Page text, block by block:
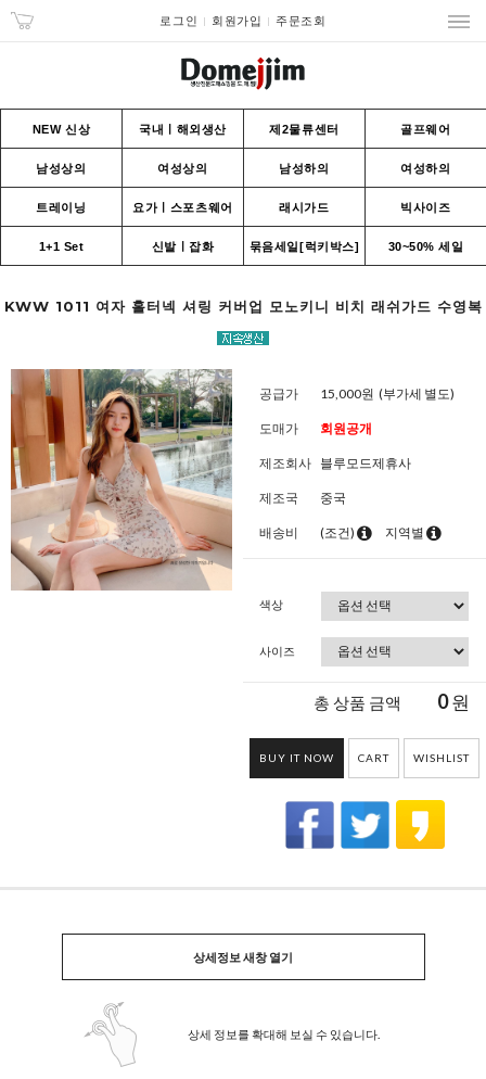
로그인 회원가입 주문조회
NEW 신상 국내ㅣ해외생산 제2물류센터 골프웨어
남성상의 여성상의 남성하의 여성하의
트레이닝 요가ㅣ스포츠웨어 래시가드 빅사이즈
1+1 Set 신발ㅣ잡화 묶음세일[럭키박스] 30~50% 세일
KWW 1011 여자 홀터넥 셔링 커버업 모노키니 비치 래쉬가드 수영복
공급가 15,000원 (부가세 별도)
도매가 회원공개
제조회사 블루모드제휴사
제조국 중국
배송비 (조건) 지역별
색상
사이즈
총 상품 금액 0원
BUY IT NOW CART WISHLIST
상세정보 새창 열기
상세 정보를 확대해 보실 수 있습니다.